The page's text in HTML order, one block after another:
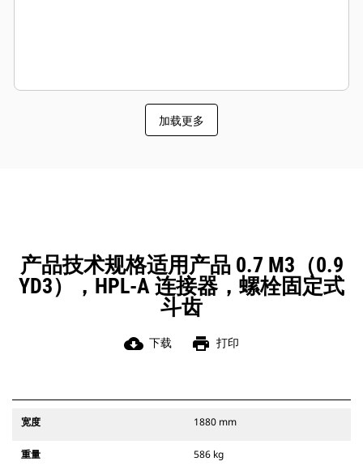
加载更多
产品技术规格适用产品 0.7 M3（0.9
YD3），HPL-A 连接器，螺栓固定式
斗齿
cloud_download 下载 print 打印
宽度 1880 mm
重量 586 kg